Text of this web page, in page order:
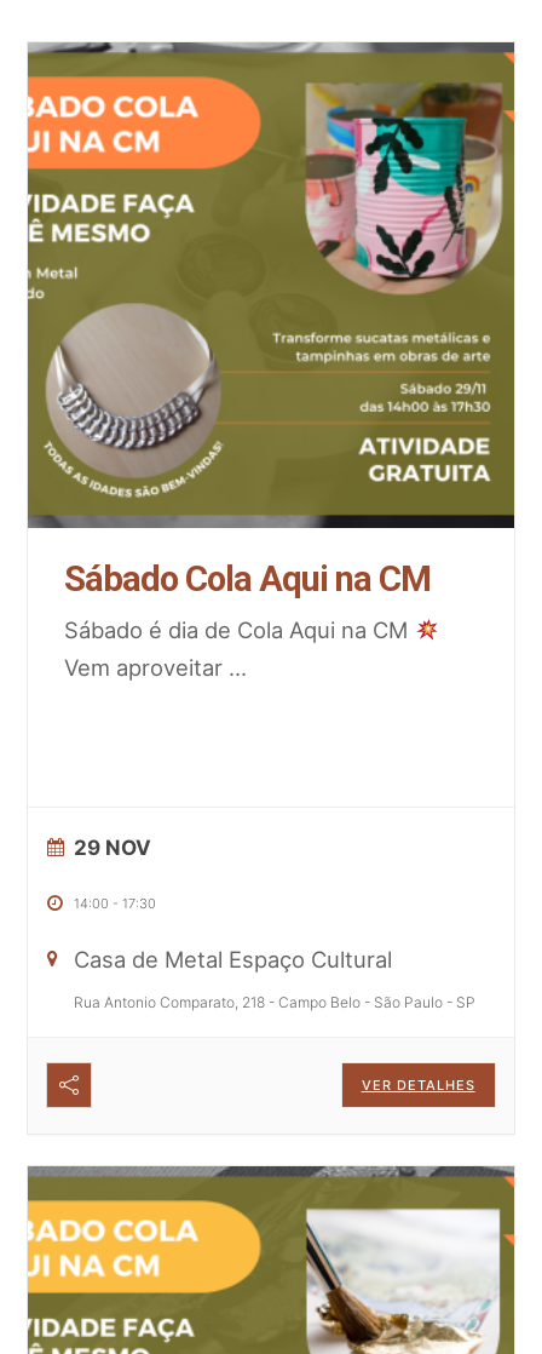
Sábado Cola Aqui na CM
Sábado é dia de Cola Aqui na CM
Vem aproveitar ...
29 NOV
14:00 -17:30
Casa de Metal Espaço Cultural
Rua Antonio Comparato, 218 - Campo Belo - São Paulo - SP
VER DETALHES